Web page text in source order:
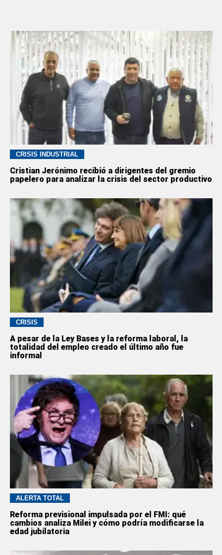
CRISIS INDUSTRIAL
Cristian Jerónimo recibió a dirigentes del gremio
papelero para analizar la crisis del sector productivo
CRISIS
A pesar de la Ley Bases y la reforma laboral, la
totalidad del empleo creado el último año fue
informal
ALERTA TOTAL
Reforma previsional impulsada por el FMI: qué
cambios analiza Milei y cómo podría modificarse la
edad jubilatoria